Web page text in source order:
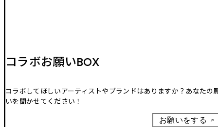
コラボお願いBOX
コラボしてほしいアーティストやブランドはありますか？あなたの
いを聞かせてください！
お願いをする